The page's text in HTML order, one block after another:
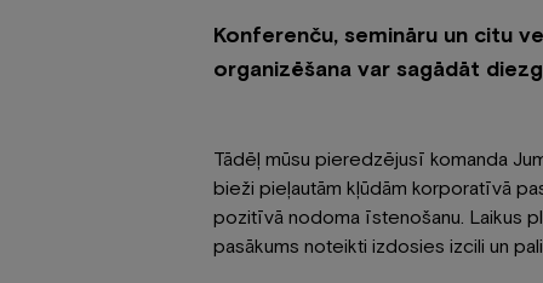
Konferenču, semināru un citu
organizēšana var sagādāt
Tādēļ mūsu pieredzējusī komanda
bieži pieļautām kļūdām korporatīvā
pozitīvā nodoma īstenošanu. Laikus
pasākums noteikti izdosies izcili un